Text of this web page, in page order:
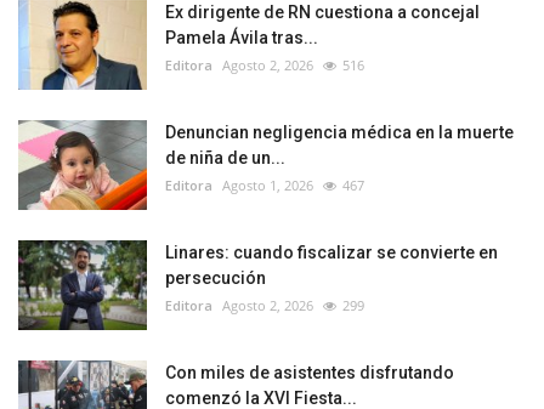
Ex dirigente de RN cuestiona a concejal
Pamela Ávila tras...
Editora Agosto 2, 2026 516
Denuncian negligencia médica en la muerte
de niña de un...
Editora Agosto 1, 2026 467
Linares: cuando fiscalizar se convierte en
persecución
Editora Agosto 2, 2026 299
Con miles de asistentes disfrutando
comenzó la XVI Fiesta...